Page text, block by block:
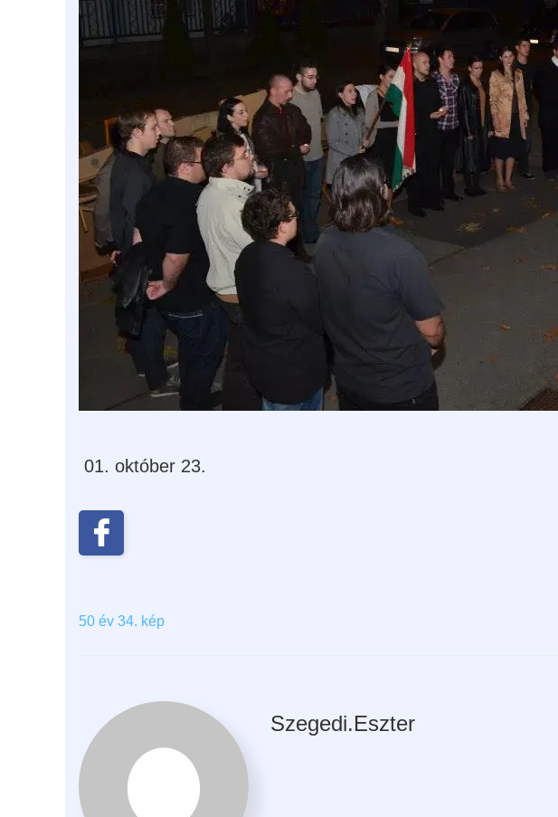
október 23.
50 év 34. kép
Szegedi.eszter